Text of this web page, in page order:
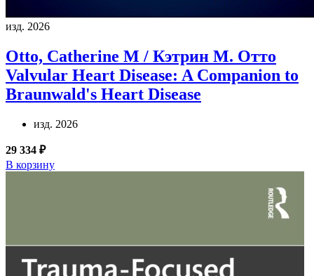
изд. 2026
Otto, Catherine M / Кэтрин М. Отто
Valvular Heart Disease: A Companion to
Braunwald's Heart Disease
изд. 2026
29 334 ₽
В корзину